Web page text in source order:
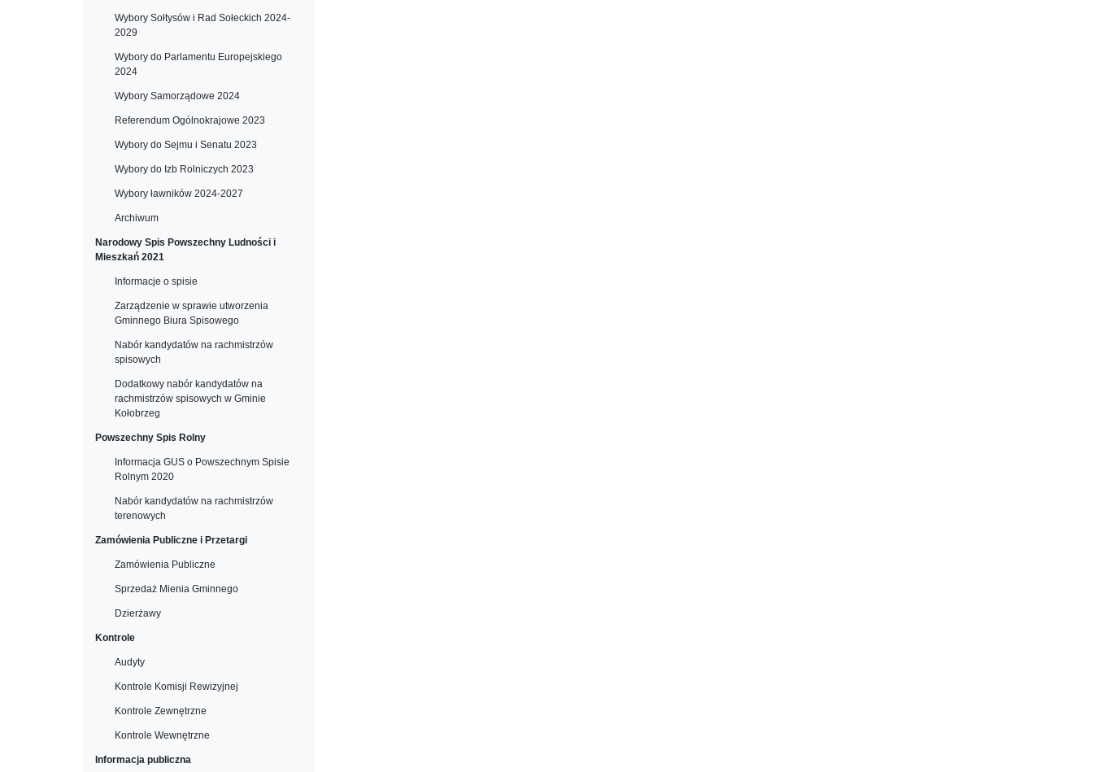
Wybory Sołtysów i Rad Sołeckich 2024-
2029
Wybory do Parlamentu Europejskiego
2024
Wybory Samorządowe 2024
Referendum Ogólnokrajowe 2023
Wybory do Sejmu i Senatu 2023
Wybory do Izb Rolniczych 2023
Wybory ławników 2024-2027
Archiwum
Narodowy Spis Powszechny Ludności i
Mieszkań 2021
Informacje o spisie
Zarządzenie w sprawie utworzenia
Gminnego Biura Spisowego
Nabór kandydatów na rachmistrzów
spisowych
Dodatkowy nabór kandydatów na
rachmistrzów spisowych w Gminie
Kołobrzeg
Powszechny Spis Rolny
Informacja GUS o Powszechnym Spisie
Rolnym 2020
Nabór kandydatów na rachmistrzów
terenowych
Zamówienia Publiczne i Przetargi
Zamówienia Publiczne
Sprzedaż Mienia Gminnego
Dzierżawy
Kontrole
Audyty
Kontrole Komisji Rewizyjnej
Kontrole Zewnętrzne
Kontrole Wewnętrzne
Informacja publiczna